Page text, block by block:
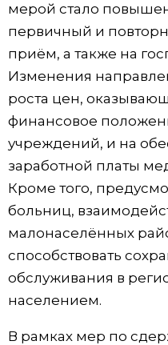
Экономика
Общество
Культура
Жизнь
Технологии
Токио
От редакции
Семья
Еда и напитки
мерой стало
первичный и
приём, а также на
Изменения
роста цен,
финансовое
учреждений, и на
заработной платы
Кроме того,
больниц,
малонаселённых
способствовать
обслуживания в
населением.
В рамках мер по